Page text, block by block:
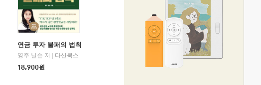
연금 투자 불패의 법칙
영주 닐슨 저
다산북스
18,900원